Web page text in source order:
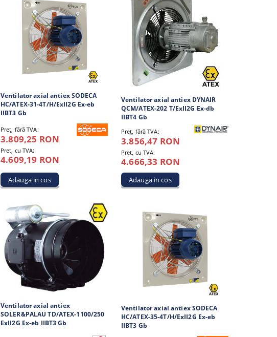
Ventilator axial antiex SODECA
HC/ATEX-31-4T/H/ExII2G Ex-eb
IIBT3 Gb
Preţ, fără TVA:
3.809,25 RON
Pret, cu TVA:
4.609,19 RON
Ventilator axial antiex DYNAIR
QCM/ATEX-202 T/ExII2G Ex-db
IIBT4 Gb
Preţ, fără TVA:
3.856,47 RON
Pret, cu TVA:
4.666,33 RON
Ventilator axial antiex
SOLER&PALAU TD/ATEX-1100/250
ExII2G Ex-eb IIBT3 Gb
Ventilator axial antiex SODECA
HC/ATEX-35-4T/H/ExII2G Ex-eb
IIBT3 Gb